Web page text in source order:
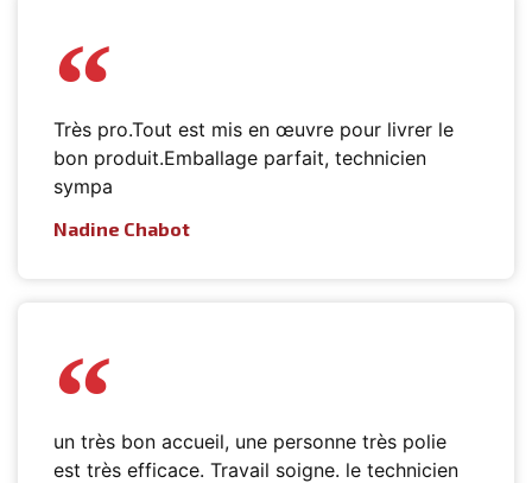
Très pro.Tout est mis en œuvre pour livrer le
bon produit.Emballage parfait, technicien
sympa
Nadine Chabot
un très bon accueil, une personne très polie
est très efficace. Travail soigne. le technicien